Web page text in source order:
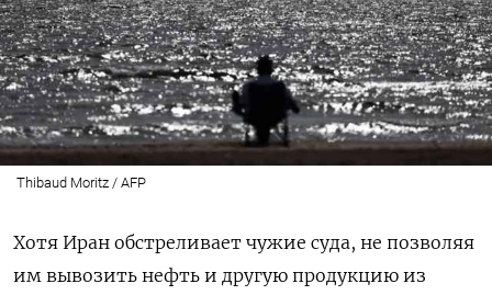
Thibaud Moritz / AFP
Хотя Иран обстреливает чужие суда, не позволяя
им вывозить нефть и другую продукцию из